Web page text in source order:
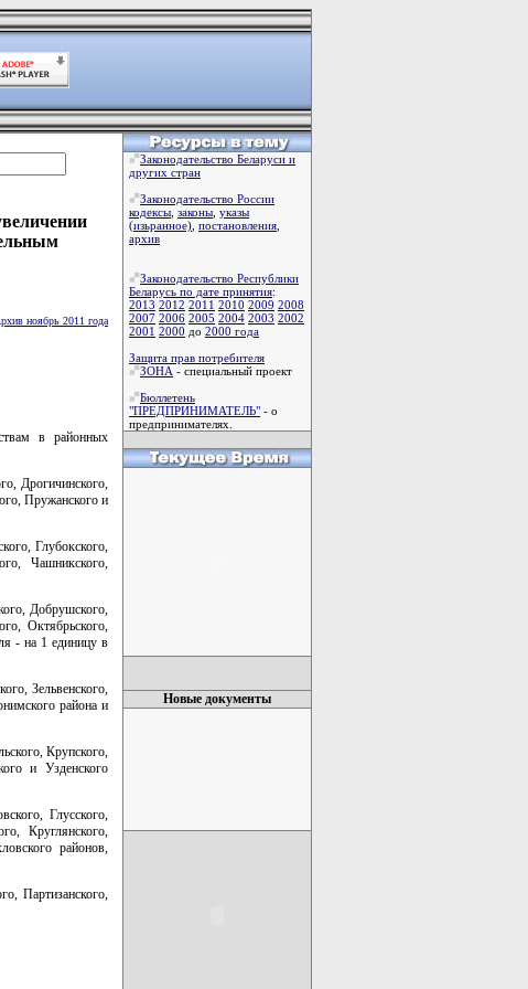
ноябрь 2011 года
в районных
Дрогичинского,
Пружанского и
Глубокского,
Чашникского,
Добрушского,
Октябрьского,
- на 1 единицу в
Зельвенского,
района и
Крупского,
и Узденского
Глусского,
Круглянского,
районов,
Партизанского,
Законодательство Беларуси и
других стран
Законодательство России
кодексы законы указы
(изьранное) постановления
архив
Законодательство Республики
Беларусь по дате принятия:
2013 2012 2011 2010 2009 2008
2007 2006 2005 2004 2003 2002
2001 2000 до 2000 года
Защита прав потребителя
ЗОНА - специальный проект
Бюллетень
"ПРЕДПРИНИМАТЕЛЬ" - о
предпринимателях.
Новые документы